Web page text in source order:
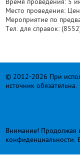
Время проведения: 5
Место проведения:
Мероприятие по
Тел. для справок:
© 2012-2026 При
источник обязательна.
Внимание! Продолжая
конфиденциальности.